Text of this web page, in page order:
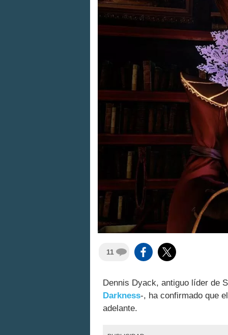
11
Dennis Dyack, antiguo líder de
Darkness-, ha confirmado que
adelante.